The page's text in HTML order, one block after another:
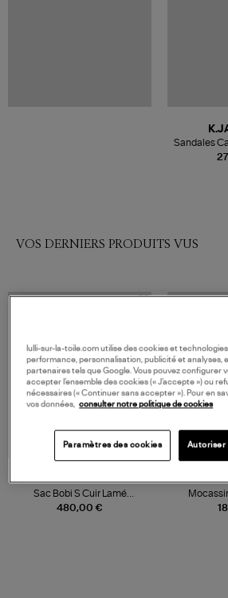
Sandales
VOS DERNIERS PRODUITS VUS
480,00 €
JEROME DREYFUSS
Sac Bobi S Cuir Lamé
Champagne
lulli-sur-la-toile.com utilise des cookies et
performance, personnalisation, publicité et analyses,
partenaires tels que Google. Vous pouvez configurer
accepter l’ensemble des cookies (« J’accepte ») ou
nécessaires (« Continuer sans accepter »). Pour en
vos données,
consulter notre politique de cookies
Paramètres des cookies Autoriser